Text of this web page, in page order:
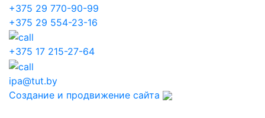
+375 29 770-90-99
+375 29 554-23-16
+375 17 215-27-64
ipa@tut.by
Создание и продвижение сайта